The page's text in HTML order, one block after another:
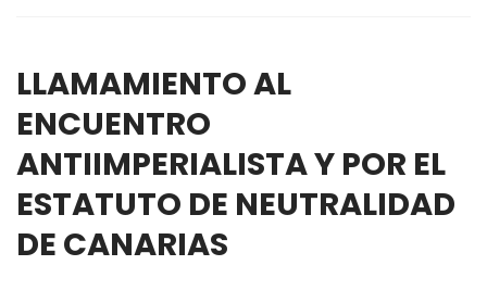
LLAMAMIENTO AL
ENCUENTRO
ANTIIMPERIALISTA Y POR EL
ESTATUTO DE NEUTRALIDAD
DE CANARIAS